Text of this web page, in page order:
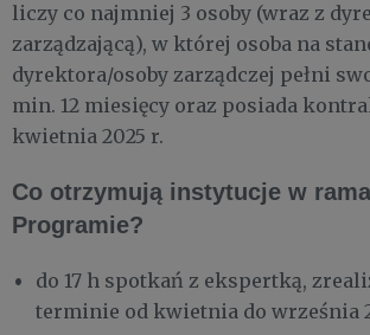
liczy co najmniej 3 osoby (wraz z
zarządzającą), w której osoba na
dyrektora/osoby zarządczej pełni
min. 12 miesięcy oraz posiada
kwietnia 2025 r.
Co otrzymują instytucje w
Programie?
do 17 h spotkań z ekspertką,
terminie od kwietnia do września